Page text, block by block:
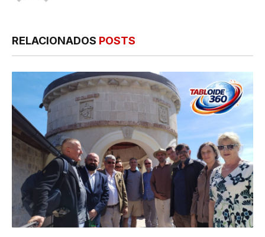
RELACIONADOS POSTS